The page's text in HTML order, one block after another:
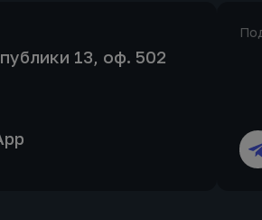
13, оф. 502